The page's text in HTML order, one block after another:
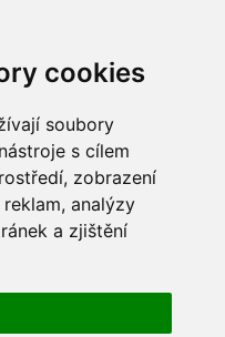
cookies
soubory
s cílem
zobrazení
analýzy
a zjištění